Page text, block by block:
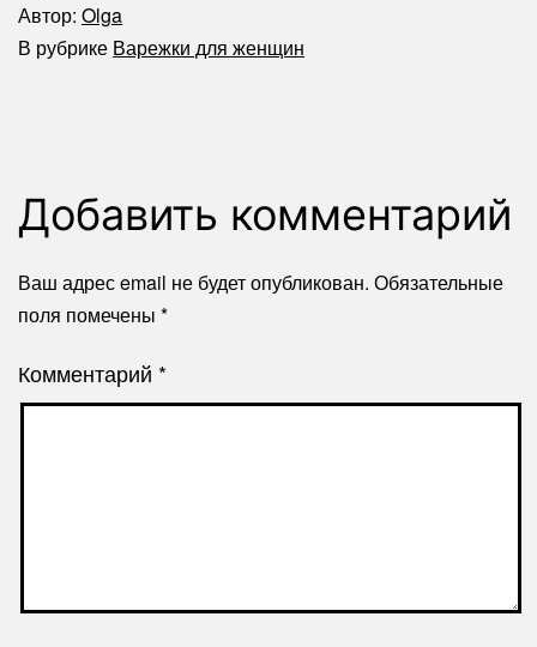
Автор: Olga
В рубрике Варежки для женщин
Добавить комментарий
Ваш адрес email не будет опубликован. Обязательные
поля помечены *
Комментарий *